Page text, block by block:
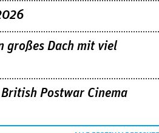
großes Dach mit viel
Postwar Cinema